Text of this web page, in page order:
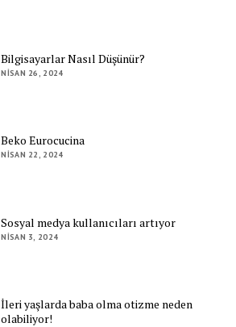
Bilgisayarlar Nasıl Düşünür?
NISAN 26, 2024
Beko Eurocucina
NISAN 22, 2024
Sosyal medya kullanıcıları artıyor
NISAN 3, 2024
İleri yaşlarda baba olma otizme neden
olabiliyor!